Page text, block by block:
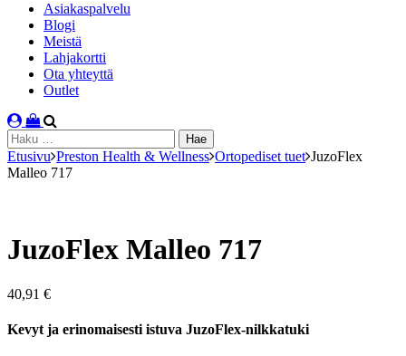
Asiakaspalvelu
Blogi
Meistä
Lahjakortti
Ota yhteyttä
Outlet
Haku:
Etusivu Preston Health & Wellness Ortopediset tuet JuzoFlex
Malleo 717
JuzoFlex Malleo 717
40,91 €
Kevyt ja erinomaisesti istuva JuzoFlex-nilkkatuki